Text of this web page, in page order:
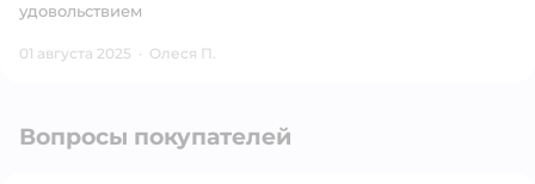
удовольствием
01 августа 2025 · Олеся П.
Вопросы покупателей